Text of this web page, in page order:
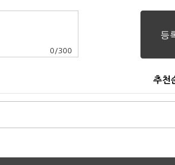
0 /300
추천